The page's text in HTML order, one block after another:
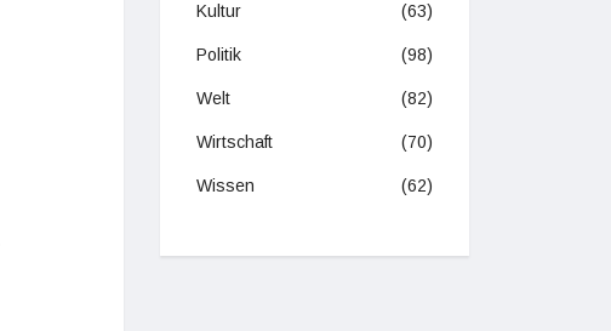
Kultur (63)
Politik (98)
Welt (82)
Wirtschaft (70)
Wissen (62)